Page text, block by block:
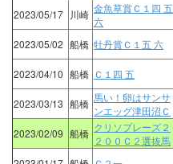
2023/05/17 川崎 金魚草賞Ｃ１四 五
六
2023/05/02 船橋 牡丹賞Ｃ１五 六
2023/04/10 船橋 Ｃ１四 五
2023/03/13 船橋 馬い！卵はサンサ
ンエッグ津田沼Ｃ
2023/02/09 船橋 クリソプレーズ２
２００Ｃ２選抜馬